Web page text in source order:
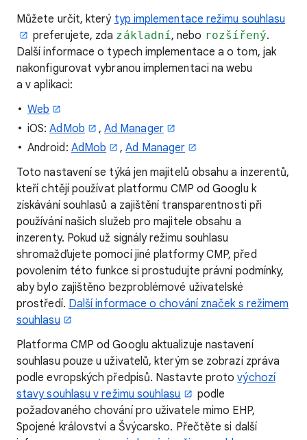
Můžete určit, který typ implementace režimu souhlasu
preferujete, zda základní, nebo rozšířený.
Další informace o typech implementace a o tom, jak
nakonfigurovat vybranou implementaci na webu
a v aplikaci:
Web
iOS:AdMob , Ad Manager
Android: AdMob ,Ad Manager
Toto nastavení se týká jen majitelů obsahu a inzerentů,
kteří chtějí používat platformu CMP od Googlu k
získávání souhlasů a zajištění transparentnosti při
používání našich služeb pro majitele obsahu a
inzerenty. Pokud už signály režimu souhlasu
shromažďujete pomocí jiné platformy CMP, před
povolením této funkce si prostudujte právní podmínky,
aby bylo zajištěno bezproblémové uživatelské
prostředí. Další informace o chování značek s režimem
souhlasu
Platforma CMP od Googlu aktualizuje nastavení
souhlasu pouze u uživatelů, kterým se zobrazí zpráva
podle evropských předpisů. Nastavte protovýchozí
stavy souhlasu v režimu souhlasu
podle
požadovaného chování pro uživatele mimo EHP,
Spojené království a Švýcarsko. Přečtěte si další